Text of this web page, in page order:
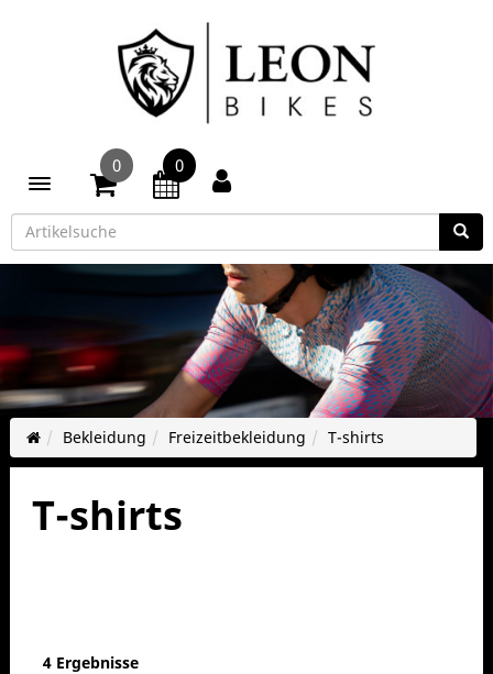
Toggle navigation
0 0
Bekleidung Freizeitbekleidung T-shirts
T-shirts
4 Ergebnisse